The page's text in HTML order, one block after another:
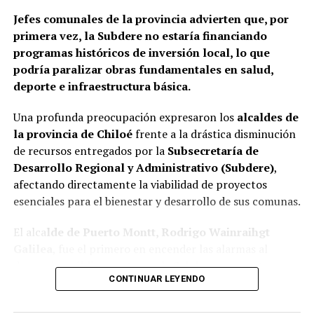
Jefes comunales de la provincia advierten que, por
primera vez, la Subdere no estaría financiando
programas históricos de inversión local, lo que
podría paralizar obras fundamentales en salud,
deporte e infraestructura básica.
Una profunda preocupación expresaron los alcaldes de
la provincia de Chiloéfrente a la drástica disminución
de recursos entregados por la Subsecretaría de
Desarrollo Regional y Administrativo (Subdere),
afectando directamente la viabilidad de proyectos
esenciales para el bienestar y desarrollo de sus comunas.
El alca lde de Puerto Montt, Rodrigo Wainraihgt
denunciar públicamente que la Subdere no cuenta con
fondos para financiar iniciativas del Programa de
CONTINUAR LEYENDO